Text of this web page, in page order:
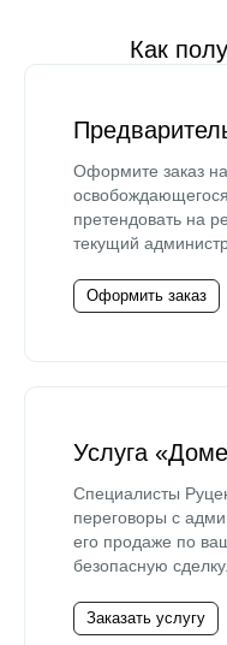
Как
Оформите заказ
претендовать на
текущий
Оформить заказ
Услуга
Специалисты
переговоры с
его продаже по
безопасную сделку.
Заказать услугу